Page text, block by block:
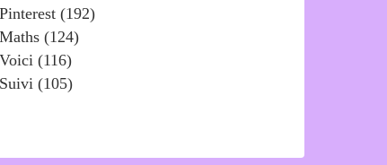
Pinterest (192)
Maths (124)
Voici (116)
Suivi (105)